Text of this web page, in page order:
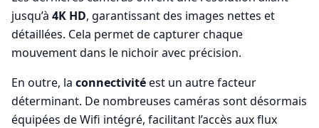
jusqu’à 4K HD, garantissant des images nettes et
détaillées. Cela permet de capturer chaque
mouvement dans le nichoir avec précision.
En outre, la connectivitéest un autre facteur
déterminant. De nombreuses caméras sont désormais
équipées de Wifi intégré, facilitant l’accès aux flux